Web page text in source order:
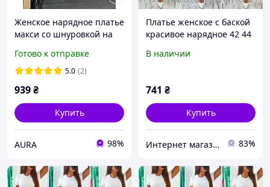
Женское нарядное платье
макси со шнуровкой на
щільний дабл шовк (534-
736RG)
Готово к отправке
5.0 (2)
939₴
Купить
AURA 98%
Платье женское с баской
красивое нарядное 42 44
В наличии
741 ₴
Купить
Интернет магазин Женских платьев и пляжних туник 83%